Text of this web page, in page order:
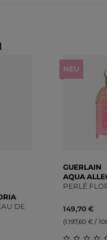
DE
NEU
GUERLAIN
AQUA
PERLÉ
149,70 €
(1.197,60 € /